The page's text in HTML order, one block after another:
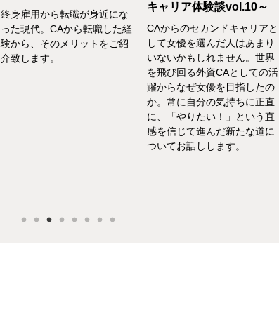
終身雇用から転職が身近にな
った現代。CAから転職した経
験から、そのメリットをご紹
介致します。
キャリア体験談vol.10～
CAからのセカンドキャリアと
して女優を選んだ人はあまり
いないかもしれません。世界
を飛び回る外資CAとしての活
躍からなぜ女優を目指したの
か。常に自分の気持ちに正直
に、「やりたい！」という直
感を信じて進んだ新たな道に
ついてお話しします。